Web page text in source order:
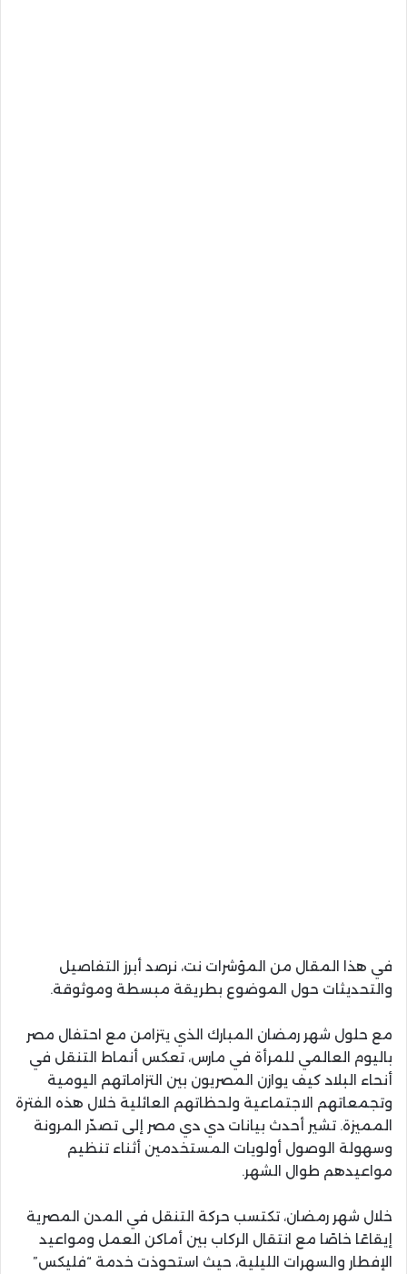
في هذا المقال من المؤشرات نت، نرصد أبرز التفاصيل
والتحديثات حول الموضوع بطريقة مبسطة وموثوقة.
مع حلول شهر رمضان المبارك الذي يتزامن مع احتفال مصر
باليوم العالمي للمرأة في مارس، تعكس أنماط التنقل في
أنحاء البلاد كيف يوازن المصريون بين التزاماتهم اليومية
وتجمعاتهم الاجتماعية ولحظاتهم العائلية خلال هذه الفترة
المميزة. تشير أحدث بيانات دي دي مصر إلى تصدّر المرونة
وسهولة الوصول أولويات المستخدمين أثناء تنظيم
مواعيدهم طوال الشهر.
خلال شهر رمضان، تكتسب حركة التنقل في المدن المصرية
إيقاعًا خاصًا مع انتقال الركاب بين أماكن العمل ومواعيد
الإفطار والسهرات الليلية، حيث استحوذت خدمة “فليكس”